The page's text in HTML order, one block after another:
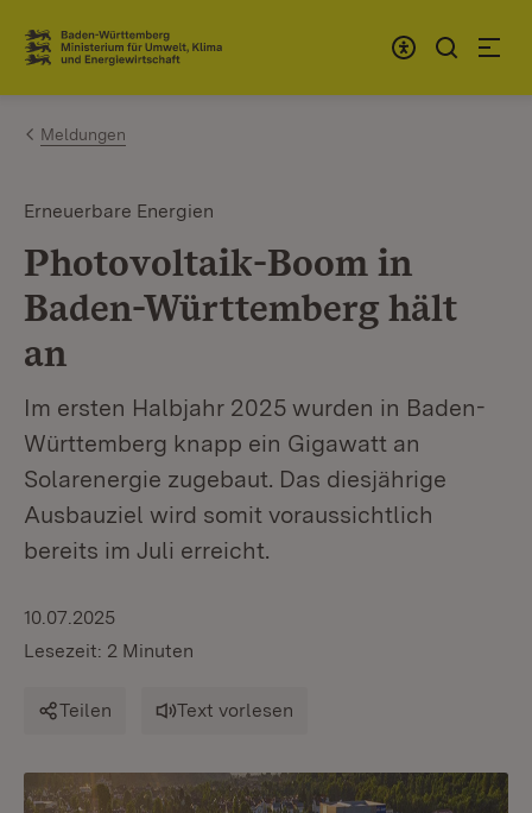
Zum Inhalt springen
Link zur Startseite
Meldungen
Erneuerbare Energien
Photovoltaik-Boom in
Baden-Württemberg hält
an
Im ersten Halbjahr 2025 wurden in Baden-
Württemberg knapp ein Gigawatt an
Solarenergie zugebaut. Das diesjährige
Ausbauziel wird somit voraussichtlich
bereits im Juli erreicht.
10.07.2025
Lesezeit: 2 Minuten
Teilen Text vorlesen